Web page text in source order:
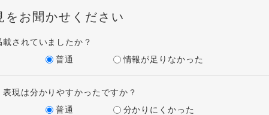
をお聞かせください
されていましたか？
普通 情報が足りなかった
現は分かりやすかったですか？
普通 分かりにくかった